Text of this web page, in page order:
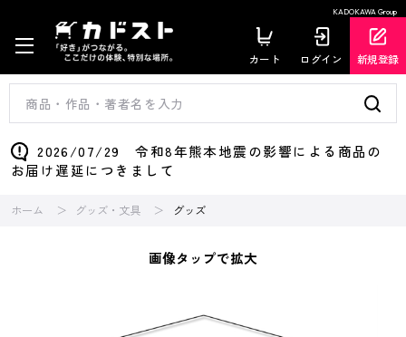
KADOKAWA Group
カート ログイン 新規登録
2026/07/29 令和8年熊本地震の影響による商品の
お届け遅延につきまして
ホーム グッズ・文具 グッズ
画像タップで拡大